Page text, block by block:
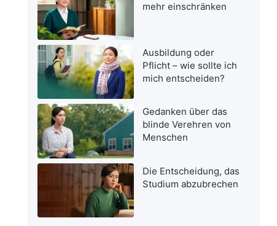
mehr einschränken
Ausbildung oder
Pflicht – wie sollte ich
mich entscheiden?
Gedanken über das
blinde Verehren von
Menschen
Die Entscheidung, das
Studium abzubrechen